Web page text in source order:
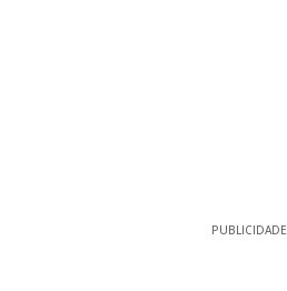
PUBLICIDADE